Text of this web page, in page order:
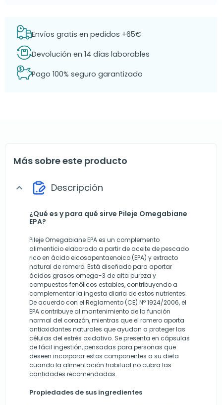
Envíos gratis en pedidos +65€
Devolución en 14 días laborables
Pago 100% seguro garantizado
Más sobre este producto
expand_more Descripción
¿Qué es y para qué sirve Pileje Omegabiane
EPA?
Pileje Omegabiane EPA es un complemento
alimenticio elaborado a partir de aceite de pescado
rico en ácido eicosapentaenoico (EPA) y extracto
natural de romero. Está diseñado para aportar
ácidos grasos omega-3 de alta pureza y
compuestos fenólicos estables, contribuyendo a
complementar la ingesta diaria de estos nutrientes.
De acuerdo con el Reglamento (CE) Nº 1924/2006, el
EPA contribuye al mantenimiento de la función
normal del corazón, mientras que el romero aporta
antioxidantes naturales que ayudan a proteger las
células del estrés oxidativo. Se presenta en cápsulas
de fácil ingestión, pensadas para personas que
deseen incorporar estos componentes a su dieta
cuando la alimentación habitual no cubra las
cantidades recomendadas.
Propiedades de sus ingredientes